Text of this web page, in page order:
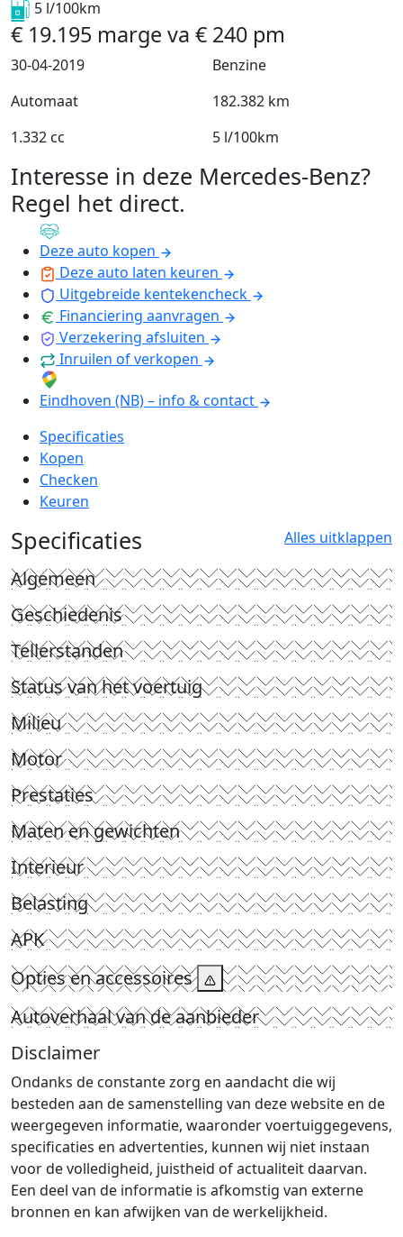
5 l/100km
€ 19.195 marge va € 240 pm
30-04-2019
Benzine
Automaat
182.382 km
1.332 cc
5 l/100km
Interesse in deze Mercedes-Benz?
Regel het direct.
Deze auto kopen
Deze auto laten keuren
Uitgebreide kentekencheck
Financiering aanvragen
Verzekering afsluiten
Inruilen of verkopen
Eindhoven (NB) – info & contact
Specificaties
Kopen
Checken
Keuren
Specificaties Alles uitklappen
Algemeen
Geschiedenis
Tellerstanden
Status van het voertuig
Milieu
Motor
Prestaties
Maten en gewichten
Interieur
Belasting
APK
Opties en accessoires
Autoverhaal van de aanbieder
Disclaimer
Ondanks de constante zorg en aandacht die wij
besteden aan de samenstelling van deze website en de
weergegeven informatie, waaronder voertuiggegevens,
specificaties en advertenties, kunnen wij niet instaan
voor de volledigheid, juistheid of actualiteit daarvan.
Een deel van de informatie is afkomstig van externe
bronnen en kan afwijken van de werkelijkheid.